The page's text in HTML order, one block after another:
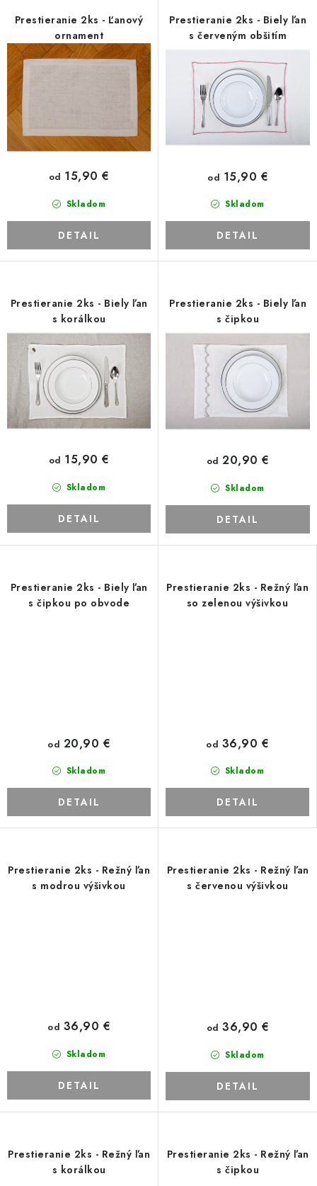
Všeobecné obchodné podmienky
Ako využíváme cookies
Ochrana osobných údajov
Odstúpenie od zmluvy
o
d
u
k
t
o
v
e
p
r
o
d
u
k
t
Prestieranie 2ks - Ľanový
ornament
Skladom
od 15,90 €
DETAIL
Prestieranie 2ks - Biely ľan
s červeným obšitím
Skladom
od 15,90 €
DETAIL
Prestieranie 2ks - Biely ľan
s korálkou
Skladom
od 15,90 €
DETAIL
Prestieranie 2ks - Biely ľan
s čipkou
Skladom
od 20,90 €
DETAIL
Prestieranie 2ks - Biely ľan
s čipkou po obvode
Skladom
od 20,90 €
DETAIL
Prestieranie 2ks - Režný ľan
so zelenou výšivkou
Skladom
od 36,90 €
DETAIL
Prestieranie 2ks - Režný ľan
s modrou výšivkou
Skladom
od 36,90 €
DETAIL
Prestieranie 2ks - Režný ľan
s červenou výšivkou
Skladom
od 36,90 €
DETAIL
Prestieranie 2ks - Režný ľan
s korálkou
Prestieranie 2ks - Režný ľan
s čipkou